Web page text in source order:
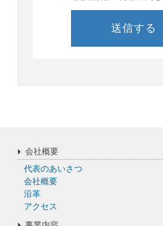
会社概要
代表のあいさつ
会社概要
沿革
アクセス